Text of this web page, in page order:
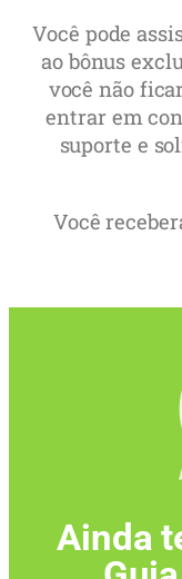
Você pode
ao bônus
você não
entrar em
suporte e
Você
Ainda